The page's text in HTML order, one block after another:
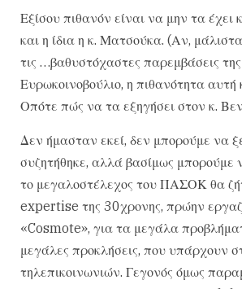
Εξίσου πιθανόν είναι να μην τα έχει
και η ίδια η κ. Ματσούκα. (Αν,
τις …βαθυστόχαστες παρεμβάσεις
Ευρωκοινοβούλιο, η πιθανότητα αυτή
Οπότε πώς να τα εξηγήσει στον κ.
Δεν ήμασταν εκεί, δεν μπορούμε να
συζητήθηκε, αλλά βασίμως μπορούμε
το μεγαλοστέλεχος του ΠΑΣΟΚ θα
expertise της 30χρονης, πρώην
«Cosmote», για τα μεγάλα
μεγάλες προκλήσεις, που υπάρχουν
τηλεπικοινωνιών. Γεγονός όμως